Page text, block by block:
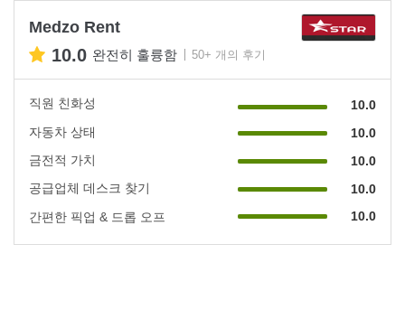
Medzo Rent
10.0 완전히 훌륭함 50+ 개의 후기
직원 친화성
10.0
자동차 상태
10.0
금전적 가치
10.0
공급업체 데스크 찾기
10.0
간편한 픽업 & 드롭 오프
10.0